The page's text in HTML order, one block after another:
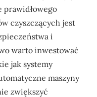
prawidłowego
czyszczących jest
i
warto inwestować
jak systemy
maszyny
zwiększyć